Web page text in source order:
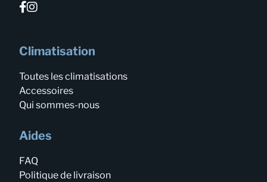
Climatisation
Toutes les climatisations
Accessoires
Qui sommes-nous
Aides
FAQ
Politique de livraison